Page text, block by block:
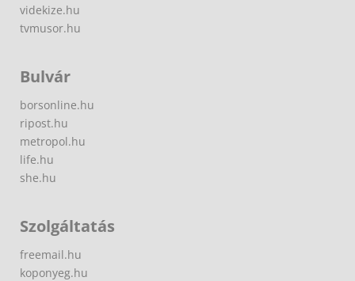
videkize.hu
tvmusor.hu
Bulvár
borsonline.hu
ripost.hu
metropol.hu
life.hu
she.hu
Szolgáltatás
freemail.hu
koponyeg.hu